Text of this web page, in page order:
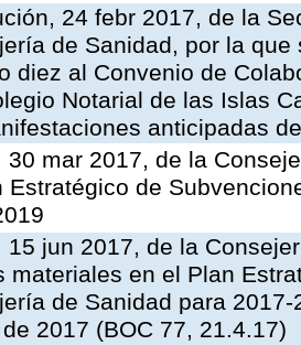
24 febr 2017, de la
de Sanidad, por la
diez al Convenio de
Notarial de las Islas
anticipadas
30 mar 2017, de la
Estratégico de
15 jun 2017, de la
materiales en el Plan
de Sanidad para
2017 (BOC 77, 21.4.17)